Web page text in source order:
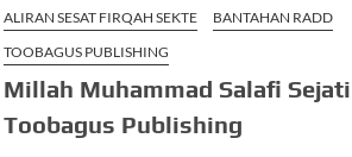
ALIRAN SESAT FIRQAH SEKTE
BANTAHAN RADD
TOOBAGUS PUBLISHING
Millah Muhammad Salafi Sejati
Toobagus Publishing